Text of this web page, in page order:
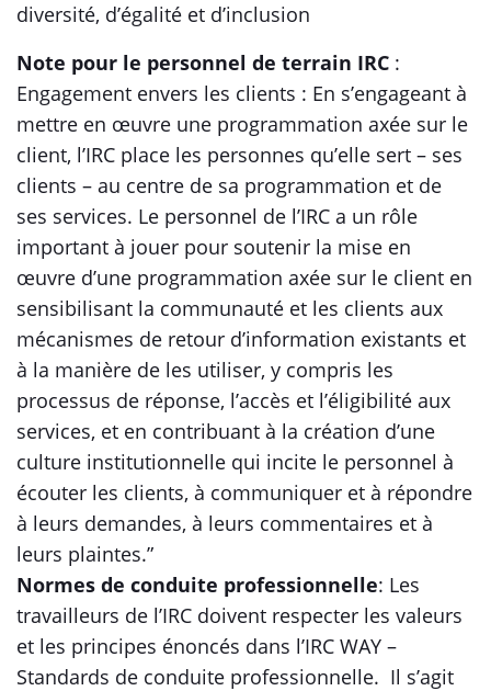
diversité, d’égalité et d’inclusion
Note pour le personnel de terrain IRC :
Engagement envers les clients : En s’engageant à
mettre en œuvre une programmation axée sur le
client, l’IRC place les personnes qu’elle sert – ses
clients – au centre de sa programmation et de
ses services. Le personnel de l’IRC a un rôle
important à jouer pour soutenir la mise en
œuvre d’une programmation axée sur le client en
sensibilisant la communauté et les clients aux
mécanismes de retour d’information existants et
à la manière de les utiliser, y compris les
processus de réponse, l’accès et l’éligibilité aux
services, et en contribuant à la création d’une
culture institutionnelle qui incite le personnel à
écouter les clients, à communiquer et à répondre
à leurs demandes, à leurs commentaires et à
leurs plaintes.”
Normes de conduite professionnelle: Les
travailleurs de l’IRC doivent respecter les valeurs
et les principes énoncés dans l’IRC WAY –
Standards de conduite professionnelle. Il s’agit